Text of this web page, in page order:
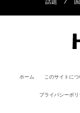
話題
ホーム このサイトにつ
プライバシーポリ